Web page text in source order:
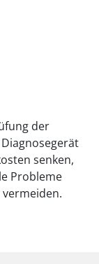
der
senken,
Probleme